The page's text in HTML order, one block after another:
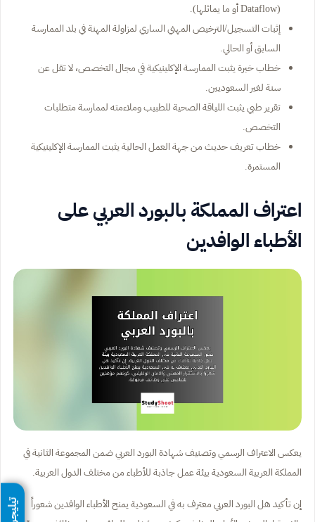
(Dataflow أو ما يماثلها).
إثبات التسجيل/الترخيص المهني الساري لمزاولة المهنة في بلد الممارسة
السابق أو الحالي.
خطاب خبرة يثبت الممارسة الإكلينيكية في مجال التخصص، لا تقل عن
سنة لغير السعوديين.
تقرير طبي يثبت اللياقة الصحية للطبيب وملاءمته لممارسة متطلبات
التخصص.
خطاب تعريف حديث من جهة العمل الحالية يثبت الممارسة الإكلينيكية
المستمرة.
اعتراف المملكة بالبورد العربي على
الأطباء الوافدين
يعكس الاعتراف الرسمي وتصنيف شهادة البورد العربي ضمن المجموعة الثانية في
المملكة العربية السعودية بيئة عمل جاذبة للأطباء من مختلف الدول العربية.
إن تأكيد هل البورد العربي معترف به في السعودية يمنح الأطباء الوافدين شعوراً